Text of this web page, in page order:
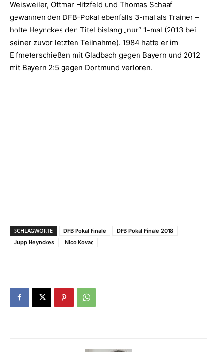
Weisweiler, Ottmar Hitzfeld und Thomas Schaaf
gewannen den DFB-Pokal ebenfalls 3-mal als Trainer –
holte Heynckes den Titel bislang „nur“ 1-mal (2013 bei
seiner zuvor letzten Teilnahme). 1984 hatte er im
Elfmeterschießen mit Gladbach gegen Bayern und 2012
mit Bayern 2:5 gegen Dortmund verloren.
SCHLAGWORTE DFB Pokal Finale
DFB Pokal Finale 2018
Jupp Heynckes
Nico Kovac